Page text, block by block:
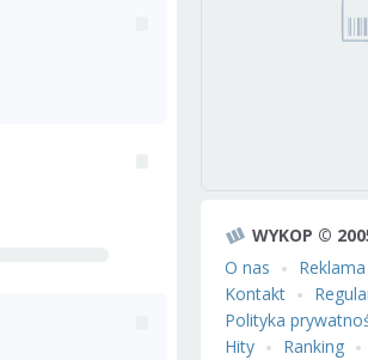
WYKOP ©
O nas
Reklama
Kontakt
Polityka
Hity
Ranking